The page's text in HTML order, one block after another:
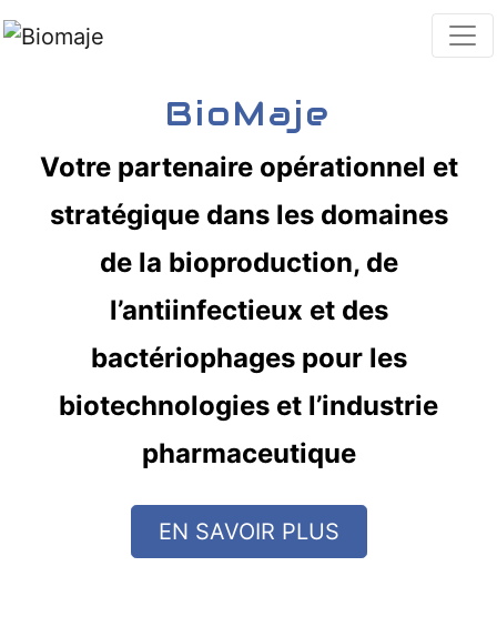
BioMaje
Votre partenaire opérationnel et
stratégique dans les domaines
de la bioproduction, de
l’antiinfectieux et des
bactériophages pour les
biotechnologies et l’industrie
pharmaceutique
EN SAVOIR PLUS